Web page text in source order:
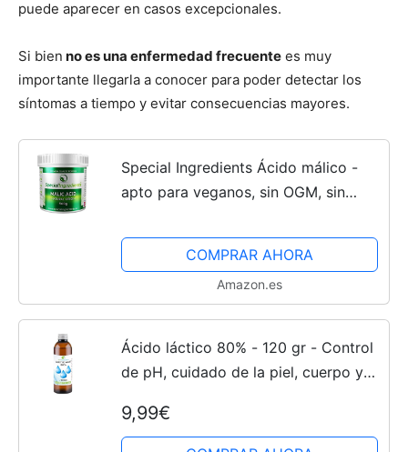
puede aparecer en casos excepcionales.
Si bien no es una enfermedad frecuente es muy
importante llegarla a conocer para poder detectar los
síntomas a tiempo y evitar consecuencias mayores.
Special Ingredients Ácido málico -
apto para veganos, sin OGM, sin
COMPRAR AHORA
Amazon.es
Ácido láctico 80% - 120 gr - Control
de pH, cuidado de la piel, cuerpo y
rejuvenecimiento y aclarado
tratamientos, queratólico, exfolia...
9,99€